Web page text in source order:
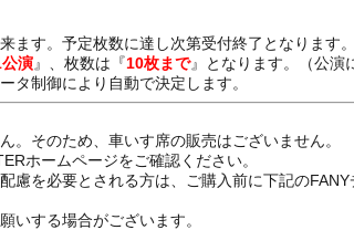
ます。予定枚数に達し次第受付終了となります。
公演』、枚数は『10枚まで』となります。（公演
タ制御により自動で決定します。
そのため、車いす席の販売はございません。
ホームページをご確認ください。
慮を必要とされる方は、ご購入前に下記の
いする場合がございます。